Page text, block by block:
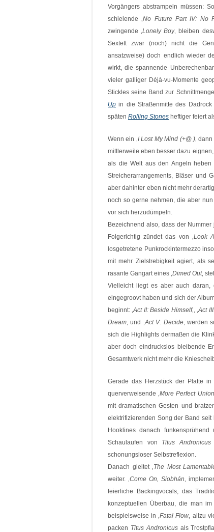
Vorgängers abstrampeln müssen:
schielende ‚No Future Part IV: No
zwingende ‚Lonely Boy‚ bleiben
Sextett zwar (noch) nicht die
ansatzweise) doch endlich wieder
wirkt, die spannende
vieler galliger Déjà-vu-Momente
Stickles seine Band zur
Up in die Straßenmitte des
späten Rolling Stones heftiger feiert
Wenn ein ‚I Lost My Mind (+@ )‚
mittlerweile eben besser dazu
als die Welt aus den Angeln
Streicherarrangements, Bläser und
aber dahinter eben nicht mehr
noch so gerne nehmen, die aber
vor sich herzudümpeln.
Bezeichnend also, dass der
Folgerichtig zündet das von ‚Look
losgetretene Punkrockintermezzo
mit mehr Zielstrebigkeit agiert, als
rasante Gangart eines ‚Dimed Out‚
Vielleicht liegt es aber auch daran,
eingegroovt haben und sich der
beginnt: ‚Act II: Beside Himself‚, ‚Act
Dream‚ und ‚Act V: Decide‚ werden
sich die Highlights dermaßen die
aber doch eindruckslos bleibende
Gesamtwerk nicht mehr die
Gerade das Herzstück der Platte
querverweisende ‚More Perfect Union
mit dramatischen Gesten und
elektrifizierenden Song der Band seit
Hooklines danach
Schaulaufen von Titus Andronicus
schonungsloser Selbstreflexion.
Danach gleitet ‚The Most
weiter. ‚Come On, Siobhán‚
feierliche Backingvocals, das
konzeptuellen Überbau, die man
beispielsweise in ‚Fatal Flow‚ allzu
packen Titus Andronicusals